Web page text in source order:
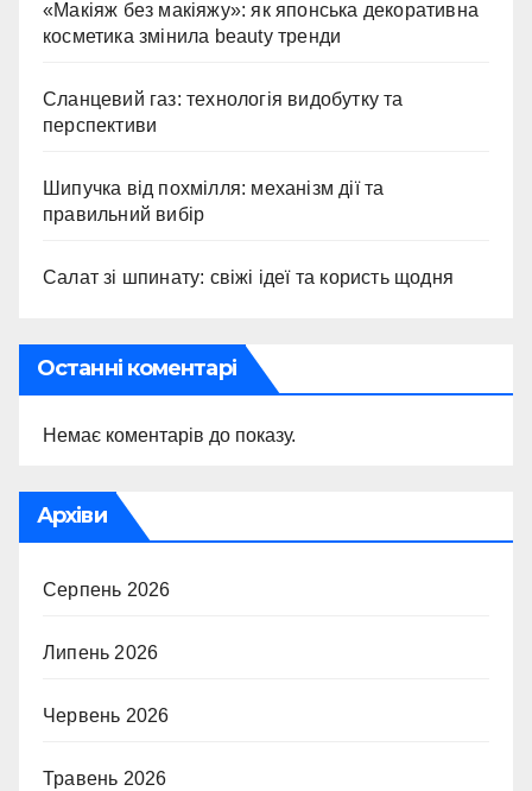
«Макіяж без макіяжу»: як японська декоративна
косметика змінила beauty тренди
Сланцевий газ: технологія видобутку та
перспективи
Шипучка від похмілля: механізм дії та
правильний вибір
Салат зі шпинату: свіжі ідеї та користь щодня
Останні коментарі
Немає коментарів до показу.
Архіви
Серпень 2026
Липень 2026
Червень 2026
Травень 2026